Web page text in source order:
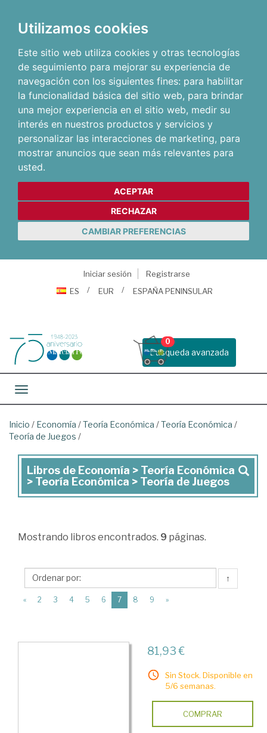
Utilizamos cookies
Este sitio web utiliza cookies y otras tecnologías
de seguimiento para mejorar su experiencia de
navegación con los siguientes fines: para habilitar
la funcionalidad básica del sitio web, para brindar
una mejor experiencia en el sitio web, medir su
interés en nuestros productos y servicios y
personalizar las interacciones de marketing, para
mostrar anuncios que sean más relevantes para
usted.
ACEPTAR
RECHAZAR
CAMBIAR PREFERENCIAS
Iniciar sesión
Registrarse
ES
EUR ESPAÑA PENINSULAR
Busqueda avanzada
0
Toggle navigation
Inicio / Economía /Teoría Económica /Teoría Económica /
Teoría de Juegos /
Libros
de
>
Económica
>
Teoría
>
Libros de Economía > Teoría Económica
> Teoría Económica > Teoría de Juegos
Mostrando libros encontrados. 9 páginas.
↑
« 2 3 4 5 6 7(current)
8 9 »
81,93 €
Sin Stock. Disponible en
5/6 semanas.
COMPRAR